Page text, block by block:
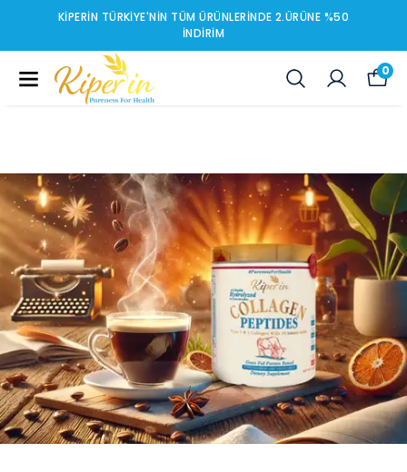
KIPERIN TÜRKIYE'NIN TÜM ÜRÜNLERINDE 2.ÜRÜNE %50
İNDIRIM
0